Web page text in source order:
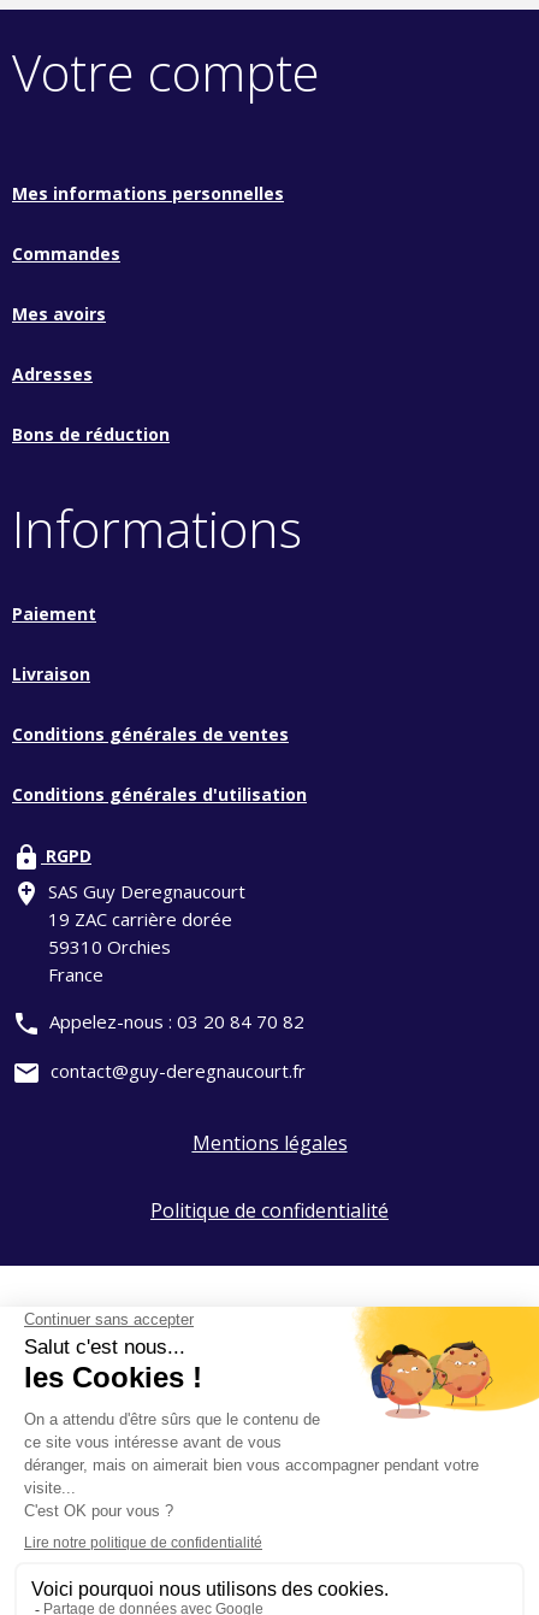
Votre compte
Mes informations personnelles
Commandes
Mes avoirs
Adresses
Bons de réduction
Informations
Paiement
Livraison
Conditions générales de ventes
Conditions générales d'utilisation
lock RGPD
add_location SAS Guy Deregnaucourt
19 ZAC carrière dorée
59310 Orchies
France
phone Appelez-nous : 03 20 84 70 82
mail contact@guy-deregnaucourt.fr
Mentions légales
Politique de confidentialité